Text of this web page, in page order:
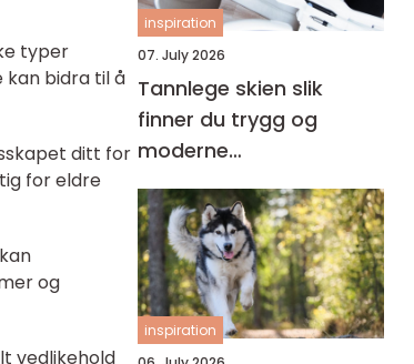
typer
kan bidra til å
ditt for
for eldre
og
vedlikehold
inspiration
07. July 2026
Tannlege skien slik
finner du trygg og
moderne
tannbehandling i
grenland
inspiration